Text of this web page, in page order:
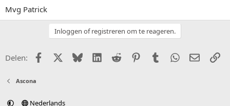
Mvg Patrick
Inloggen of registreren om te reageren.
Delen: FacebookX (Twitter)
BlueskyLinkedIn
Reddit PinterestTumblr WhatsApp
E-mail
Ascona
Nederlands